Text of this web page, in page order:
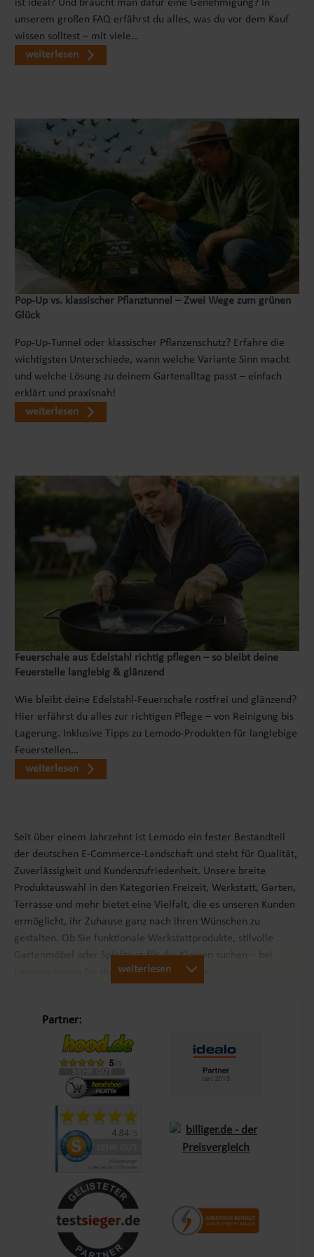
ist ideal? Und braucht man dafür eine Genehmigung? In
unserem großen FAQ erfährst du alles, was du vor dem Kauf
wissen solltest – mit viele…
weiterlesen
Pop‑Up vs. klassischer Pflanztunnel – Zwei Wege zum grünen
Glück
Pop-Up-Tunnel oder klassischer Pflanzenschutz? Erfahre die
wichtigsten Unterschiede, wann welche Variante Sinn macht
und welche Lösung zu deinem Gartenalltag passt – einfach
erklärt und praxisnah!
weiterlesen
Feuerschale aus Edelstahl richtig pflegen – so bleibt deine
Feuerstelle langlebig & glänzend
Wie bleibt deine Edelstahl-Feuerschale rostfrei und glänzend?
Hier erfährst du alles zur richtigen Pflege – von Reinigung bis
Lagerung. Inklusive Tipps zu Lemodo-Produkten für langlebige
Feuerstellen…
weiterlesen
Seit über einem Jahrzehnt ist Lemodo ein fester Bestandteil
der deutschen E-Commerce-Landschaft und steht für Qualität,
Zuverlässigkeit und Kundenzufriedenheit. Unsere breite
Produktauswahl in den Kategorien Freizeit, Werkstatt, Garten,
Terrasse und mehr bietet eine Vielfalt, die es unseren Kunden
ermöglicht, ihr Zuhause ganz nach ihren Wünschen zu
gestalten. Ob Sie funktionale Werkstattprodukte, stilvolle
Gartenmöbel oder Spielzeug für die Kleinen suchen – bei
Lemodo finden Sie die passenden Produkte.
Mit dem Leitsatz „Schöner Leben in Haus und Garten“ ist es
unser Ziel, das Einkaufserlebnis unserer Kunden in Europa so
angenehm wie möglich zu gestalten. Durch unsere
EigenmarkenLemodo
genau auf die Bedürfnisse unserer Kunden abgestimmt sind.
Diese Marken stehen für Qualität und Funktionalität und
lassen keine Wünsche offen – sei es im Bereich Terrasse,
Outdoor oder Living.
Kundenzufriedenheit und Service aus Deutschland
Mit einem zentralen Standort in Bechhofen, im Herzen
weiterlesen
Partner: